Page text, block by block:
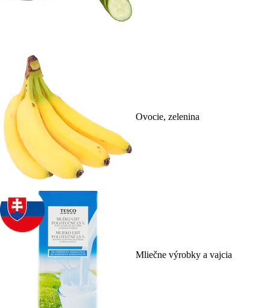
Ovocie, zelenina
Mliečne výrobky a vajcia